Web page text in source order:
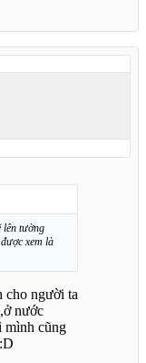
lên tường
xem là
cho người ta
nước
mình cũng